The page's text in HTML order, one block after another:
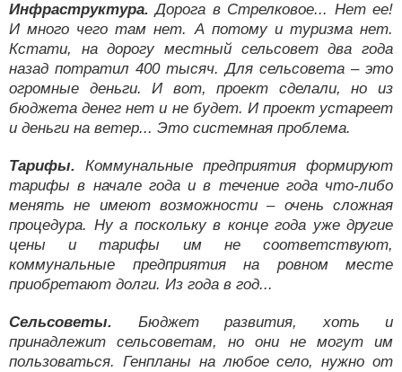
Инфраструктура. Дорога в Стрелковое... Нет ее!
И много чего там нет. А потому и туризма нет.
Кстати, на дорогу местный сельсовет два года
назад потратил 400 тысяч. Для сельсовета – это
огромные деньги. И вот, проект сделали, но из
бюджета денег нет и не будет. И проект устареет
и деньги на ветер... Это системная проблема.
Тарифы. Коммунальные предприятия формируют
тарифы в начале года и в течение года что-либо
менять не имеют возможности – очень сложная
процедура. Ну а поскольку в конце года уже другие
цены и тарифы им не соответствуют,
коммунальные предприятия на ровном месте
приобретают долги. Из года в год...
Сельсоветы. Бюджет развития, хоть и
принадлежит сельсоветам, но они не могут им
пользоваться. Генпланы на любое село, нужно от